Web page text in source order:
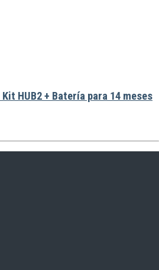
Kit HUB2 + Batería para 14 meses